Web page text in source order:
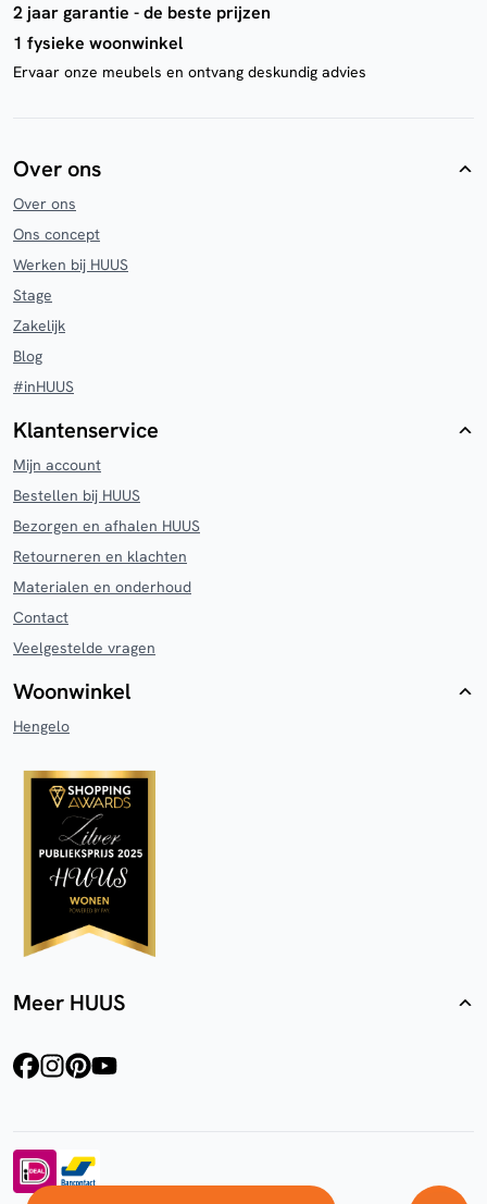
2 jaar garantie - de beste prijzen
1 fysieke woonwinkel
Ervaar onze meubels en ontvang deskundig advies
Over ons
Over ons
Ons concept
Werken bij HUUS
Stage
Zakelijk
Blog
#inHUUS
Klantenservice
Mijn account
Bestellen bij HUUS
Bezorgen en afhalen HUUS
Retourneren en klachten
Materialen en onderhoud
Contact
Veelgestelde vragen
Woonwinkel
Hengelo
Meer HUUS
facebookinstagram
pinterest
youtube